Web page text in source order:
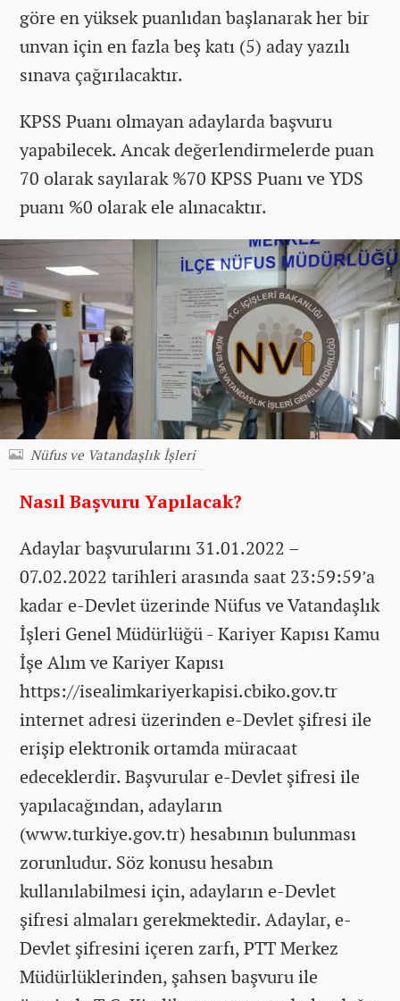
göre en yüksek puanlıdan başlanarak her bir
unvan için en fazla beş katı (5) aday yazılı
sınava çağırılacaktır.
KPSS Puanı olmayan adaylarda başvuru
yapabilecek. Ancak değerlendirmelerde puan
70 olarak sayılarak %70 KPSS Puanı ve YDS
puanı %0 olarak ele alınacaktır.
Nüfus ve Vatandaşlık İşleri
Nasıl Başvuru Yapılacak?
Adaylar başvurularını 31.01.2022 –
07.02.2022 tarihleri arasında saat 23:59:59’a
kadar e-Devlet üzerinde Nüfus ve Vatandaşlık
İşleri Genel Müdürlüğü - Kariyer Kapısı Kamu
İşe Alım ve Kariyer Kapısı
https://isealimkariyerkapisi.cbiko.gov.tr
internet adresi üzerinden e-Devlet şifresi ile
erişip elektronik ortamda müracaat
edeceklerdir. Başvurular e-Devlet şifresi ile
yapılacağından, adayların
(www.turkiye.gov.tr) hesabının bulunması
zorunludur. Söz konusu hesabın
kullanılabilmesi için, adayların e-Devlet
şifresi almaları gerekmektedir. Adaylar, e-
Devlet şifresini içeren zarfı, PTT Merkez
Müdürlüklerinden, şahsen başvuru ile